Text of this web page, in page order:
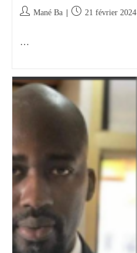
Mané Ba 21 février 2024
…